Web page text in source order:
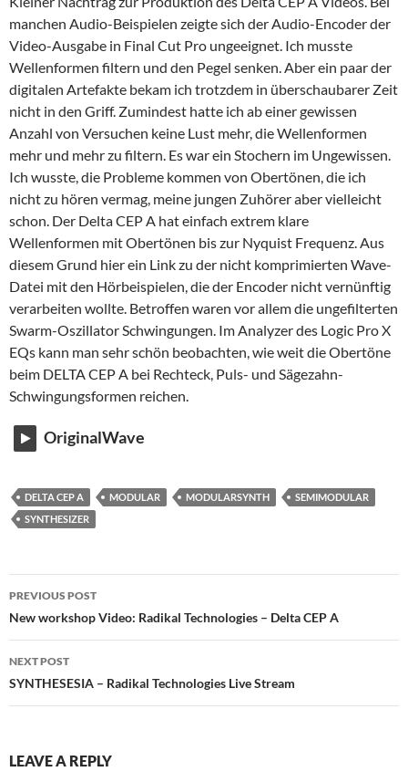
manchen Audio-Beispielen zeigte sich der Audio-Encoder der
Video-Ausgabe in Final Cut Pro ungeeignet. Ich musste
Wellenformen filtern und den Pegel senken. Aber ein paar der
digitalen Artefakte bekam ich trotzdem in überschaubarer Zeit
nicht in den Griff. Zumindest hatte ich ab einer gewissen
Anzahl von Versuchen keine Lust mehr, die Wellenformen
mehr und mehr zu filtern. Es war ein Stochern im Ungewissen.
Ich wusste, die Probleme kommen von Obertönen, die ich
nicht zu hören vermag, meine jungen Zuhörer aber vielleicht
schon. Der Delta CEP A hat einfach extrem klare
Wellenformen mit Obertönen bis zur Nyquist Frequenz. Aus
diesem Grund hier ein Link zu der nicht komprimierten Wave-
Datei mit den Hörbeispielen, die der Encoder nicht vernünftig
verarbeiten wollte. Betroffen waren vor allem die ungefilterten
Swarm-Oszillator Schwingungen. Im Analyzer des Logic Pro X
EQs kann man sehr schön beobachten, wie weit die Obertöne
beim DELTA CEP A bei Rechteck, Puls- und Sägezahn-
Schwingungsformen reichen.
OriginalWave
DELTA CEP A MODULAR MODULARSYNTH
SEMIMODULAR
SYNTHESIZER
Post
navigation
PREVIOUS POST
New workshop Video: Radikal Technologies – Delta CEP A
NEXT POST
SYNTHESESIA – Radikal Technologies Live Stream
LEAVE A REPLY